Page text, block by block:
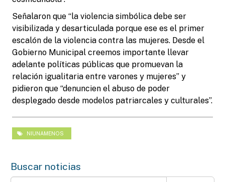
Señalaron que “la violencia simbólica debe ser
visibilizada y desarticulada porque ese es el primer
escalón de la violencia contra las mujeres. Desde el
Gobierno Municipal creemos importante llevar
adelante políticas públicas que promuevan la
relación igualitaria entre varones y mujeres” y
pidieron que “denuncien el abuso de poder
desplegado desde modelos patriarcales y culturales”.
NIUNAMENOS
Buscar noticias